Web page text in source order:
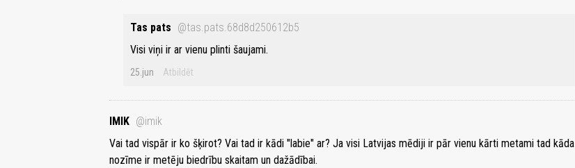
Tas pats @tas.pats.68d8d250612b5
Visi viņi ir ar vienu plinti šaujami.
25.jun Atbildēt
IMIK @imik
Vai tad vispār ir ko šķirot? Vai tad ir kādi "labie" ar? Ja visi Latvijas mēdiji ir pār vienu kārti metami tad kāda
nozīme ir metēju biedrību skaitam un dažādībai.